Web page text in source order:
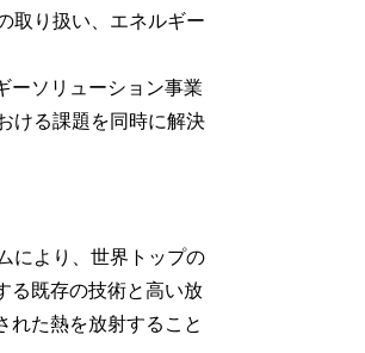
取り扱い、エネルギー
ーソリューション事業
ける課題を同時に解決
により、世界トップの
る既存の技術と高い放
れた熱を放射すること